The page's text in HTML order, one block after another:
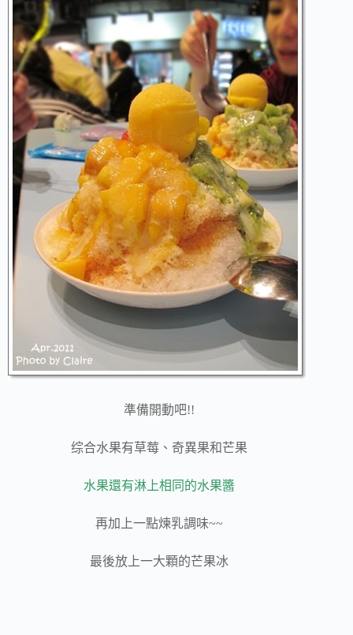
準備開動吧!!
综合水果有草莓、奇異果和芒果
水果還有淋上相同的水果醬
再加上一點煉乳調味~~
最後放上一大顆的芒果冰